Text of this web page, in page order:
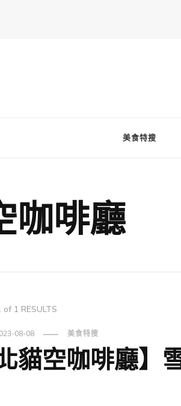
美食特搜
咖啡廳
1 RESULTS
08-08 美食特搜
北貓空咖啡廳